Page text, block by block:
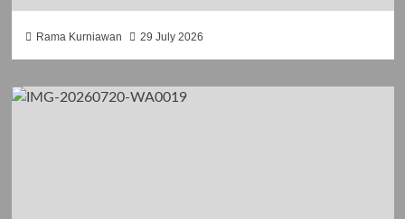
Rama Kurniawan 29 July 2026